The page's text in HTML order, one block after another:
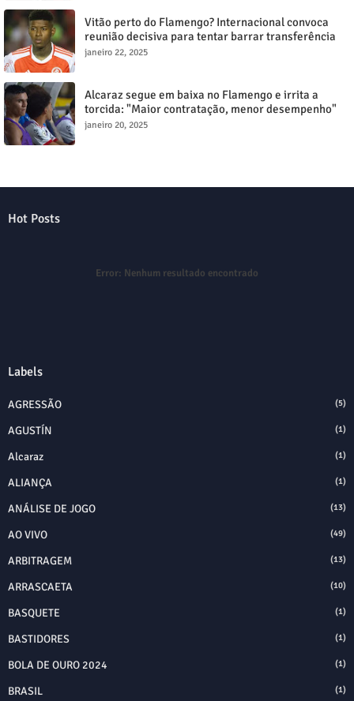
Vitão perto do Flamengo? Internacional convoca
reunião decisiva para tentar barrar transferência
milionária
janeiro 22, 2025
Alcaraz segue em baixa no Flamengo e irrita a
torcida: "Maior contratação, menor desempenho"
janeiro 20, 2025
Hot Posts
Error: Nenhum resultado encontrado
Labels
AGRESSÃO (5)
AGUSTÍN (1)
Alcaraz (1)
ALIANÇA (1)
ANÁLISE DE JOGO (13)
AO VIVO (49)
ARBITRAGEM (13)
ARRASCAETA (10)
BASQUETE (1)
BASTIDORES (1)
BOLA DE OURO 2024 (1)
BRASIL (1)